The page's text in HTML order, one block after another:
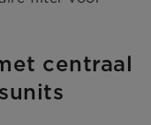
centraal